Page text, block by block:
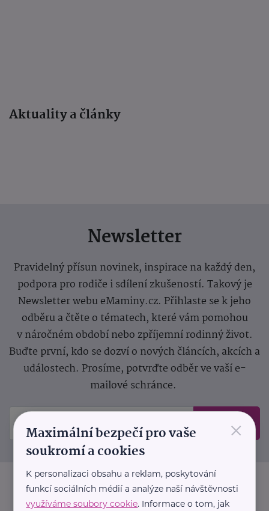
Aktuality a články
Newsletter
Pravidelný přísun novinek, inspirace na každý den,
podpora pro rodiče i sdílení zkušeností. Takový je
Newsletter webu eMaminy.cz. Přihlaste se k jeho
odběru a čtěte o tématech, které vám pomohou
v náročném období nebo zpříjemní rodinný život.
Buďte první, kdo se dozví o nových článcích, akcích a
událostech. Prosíme, potvrďte odběr ve vaší e-
mailové schránce.
Odeslat
×
Maximální bezpečí pro vaše
soukromí a cookies
K personalizaci obsahu a reklam, poskytování
funkcí sociálních médií a analýze naší návštěvnosti
využíváme soubory cookie. Informace o tom, jak